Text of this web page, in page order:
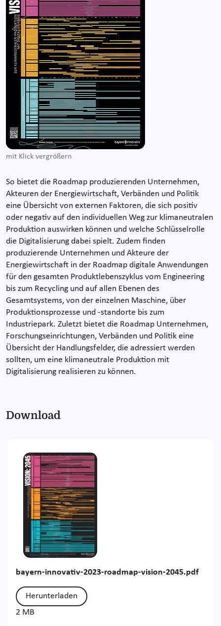
mit Klick vergrößern
So bietet die Roadmap produzierenden Unternehmen,
Akteuren der Energiewirtschaft, Verbänden und Politik
eine Übersicht von externen Faktoren, die sich positiv
oder negativ auf den individuellen Weg zur klimaneutralen
Produktion auswirken können und welche Schlüsselrolle
die Digitalisierung dabei spielt. Zudem finden
produzierende Unternehmen und Akteure der
Energiewirtschaft in der Roadmap digitale Anwendungen
für den gesamten Produktlebenszyklus vom Engineering
bis zum Recycling und auf allen Ebenen des
Gesamtsystems, von der einzelnen Maschine, über
Produktionsprozesse und -standorte bis zum
Industriepark. Zuletzt bietet die Roadmap Unternehmen,
Forschungseinrichtungen, Verbänden und Politik eine
Übersicht der Handlungsfelder, die adressiert werden
sollten, um eine klimaneutrale Produktion mit
Digitalisierung realisieren zu können.
Download
bayern-innovativ-2023-roadmap-vision-2045.pdf
Herunterladen
2 MB